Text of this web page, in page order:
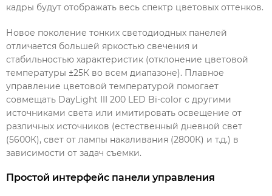
кадры будут отображать весь спектр цветовых оттенков.
Новое поколение тонких светодиодных панелей
отличается большей яркостью свечения и
стабильностью характеристик (отклонение цветовой
температуры ±25К во всем диапазоне). Плавное
управление цветовой температурой помогает
совмещать DayLight III 200 LED Bi-color с другими
источниками света или имитировать освещение от
различных источников (естественный дневной свет
(5600К), свет от лампы накаливания (2800К) и т.д.) в
зависимости от задач съемки.
Простой интерфейс панели управления